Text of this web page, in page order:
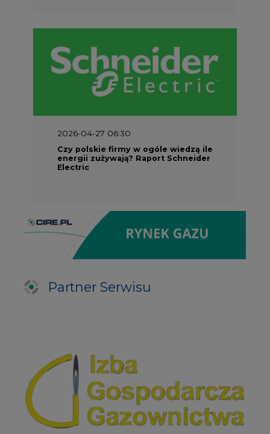
2026-04-27 06:30
Czy polskie firmy w ogóle wiedzą ile
energii zużywają? Raport Schneider
Electric
Partner Serwisu